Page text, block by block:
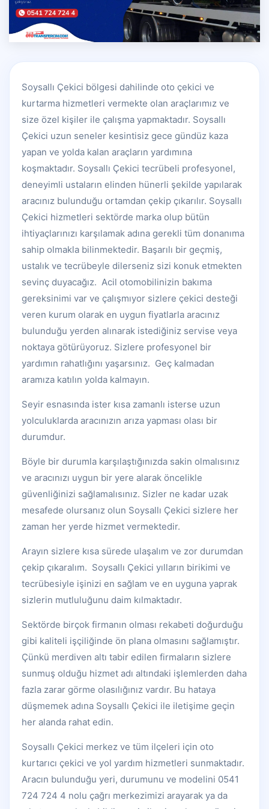
Soysallı Çekici bölgesi dahilinde oto çekici ve
kurtarma hizmetleri vermekte olan araçlarımız ve
size özel kişiler ile çalışma yapmaktadır. Soysallı
Çekici uzun seneler kesintisiz gece gündüz kaza
yapan ve yolda kalan araçların yardımına
koşmaktadır. Soysallı Çekici tecrübeli profesyonel,
deneyimli ustaların elinden hünerli şekilde yapılarak
aracınız bulunduğu ortamdan çekip çıkarılır. Soysallı
Çekici hizmetleri sektörde marka olup bütün
ihtiyaçlarınızı karşılamak adına gerekli tüm donanıma
sahip olmakla bilinmektedir. Başarılı bir geçmiş,
ustalık ve tecrübeyle dilerseniz sizi konuk etmekten
sevinç duyacağız. Acil otomobilinizin bakıma
gereksinimi var ve çalışmıyor sizlere çekici desteği
veren kurum olarak en uygun fiyatlarla aracınız
bulunduğu yerden alınarak istediğiniz servise veya
noktaya götürüyoruz. Sizlere profesyonel bir
yardımın rahatlığını yaşarsınız. Geç kalmadan
aramıza katılın yolda kalmayın.
Seyir esnasında ister kısa zamanlı isterse uzun
yolculuklarda aracınızın arıza yapması olası bir
durumdur.
Böyle bir durumla karşılaştığınızda sakin olmalısınız
ve aracınızı uygun bir yere alarak öncelikle
güvenliğinizi sağlamalısınız. Sizler ne kadar uzak
mesafede olursanız olun Soysallı Çekici sizlere her
zaman her yerde hizmet vermektedir.
Arayın sizlere kısa sürede ulaşalım ve zor durumdan
çekip çıkaralım. Soysallı Çekici yılların birikimi ve
tecrübesiyle işinizi en sağlam ve en uyguna yaprak
sizlerin mutluluğunu daim kılmaktadır.
Sektörde birçok firmanın olması rekabeti doğurduğu
gibi kaliteli işçiliğinde ön plana olmasını sağlamıştır.
Çünkü merdiven altı tabir edilen firmaların sizlere
sunmuş olduğu hizmet adı altındaki işlemlerden daha
fazla zarar görme olasılığınız vardır. Bu hataya
düşmemek adına Soysallı Çekici ile iletişime geçin
her alanda rahat edin.
Soysallı Çekici merkez ve tüm ilçeleri için oto
kurtarıcı çekici ve yol yardım hizmetleri sunmaktadır.
Aracın bulunduğu yeri, durumunu ve modelini 0541
724 724 4 nolu çağrı merkezimizi arayarak ya da